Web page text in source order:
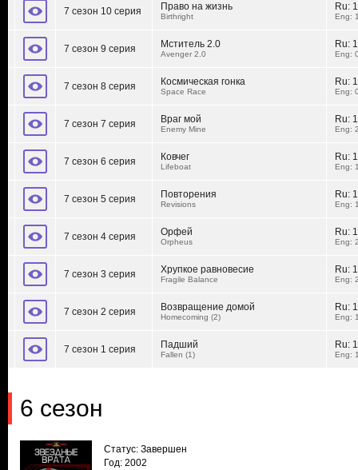
7 сезон 10 серия Право на жизнь
Birthright
Ru:
Eng:
7 сезон 9 серия Мститель 2.0
Avenger 2.0
Ru:
Eng:
7 сезон 8 серия Космическая гонка
Space Race
Ru:
Eng:
7 сезон 7 серия Враг мой
Enemy Mine
Ru:
Eng:
7 сезон 6 серия Ковчег
Lifeboat
Ru:
Eng:
7 сезон 5 серия Повторения
Revisions
Ru:
Eng:
7 сезон 4 серия Орфей
Orpheus
Ru:
Eng:
7 сезон 3 серия Хрупкое равновесие
Fragile Balance
Ru:
Eng:
7 сезон 2 серия Возвращение домой
Homecoming (2)
Ru:
Eng:
7 сезон 1 серия Падший
Fallen (1)
Ru:
Eng:
6 сезон
Статус: Завершен
Год: 2002